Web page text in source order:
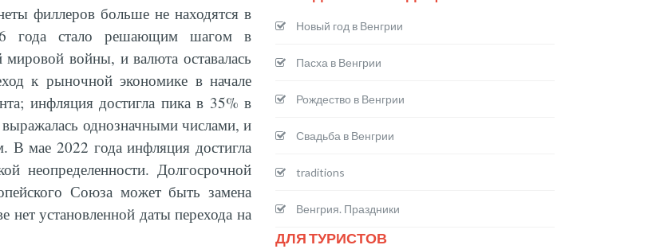
филлеров больше не находятся в
года стало решающим шагом в
мировой войны, и валюта оставалась
к рыночной экономике в начале
инфляция достигла пика в 35% в
однозначными числами, и
В мае 2022 года инфляция достигла
неопределенности. Долгосрочной
Союза может быть замена
нет установленной даты перехода на
Новый год в Венгрии
Пасха в Венгрии
Рождество в Венгрии
Свадьба в Венгрии
traditions
Венгрия. Праздники
ДЛЯ ТУРИСТОВ